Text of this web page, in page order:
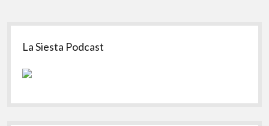
Sidebar
La Siesta Podcast